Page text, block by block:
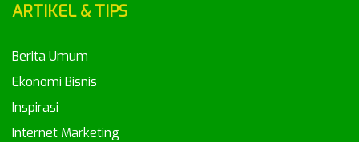
ARTIKEL & TIPS
Berita Umum
Ekonomi Bisnis
Inspirasi
Internet Marketing